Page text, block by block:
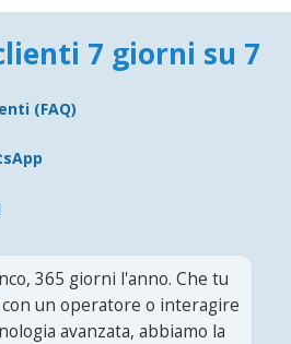
7 giorni su 7
(FAQ)
365 giorni l'anno. Che tu
un operatore o interagire
avanzata, abbiamo la